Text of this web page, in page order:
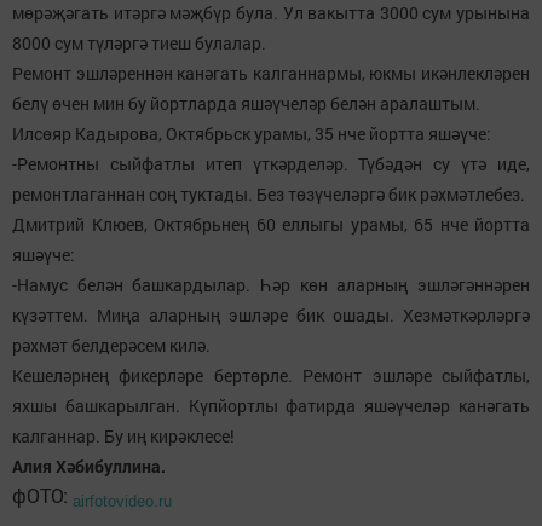
мөрәҗәгать итәргә мәҗбүр була. Ул вакытта 3000 сум урынына
8000 сум түләргә тиеш булалар.
Ремонт эшләреннән канәгать калганнармы, юкмы икәнлекләрен
белү өчен мин бу йортларда яшәүчеләр белән аралаштым.
Илсөяр Кадырова, Октябрьск урамы, 35 нче йортта яшәүче:
-Ремонтны сыйфатлы итеп үткәрделәр. Түбәдән су үтә иде,
ремонтлаганнан соң туктады. Без төзүчеләргә бик рәхмәтлебез.
Дмитрий Клюев, Октябрьнең 60 еллыгы урамы, 65 нче йортта
яшәүче:
-Намус белән башкардылар. Һәр көн аларның эшләгәннәрен
күзәттем. Миңа аларның эшләре бик ошады. Хезмәткәрләргә
рәхмәт белдерәсем килә.
Кешеләрнең фикерләре бертөрле. Ремонт эшләре сыйфатлы,
яхшы башкарылган. Күпйортлы фатирда яшәүчеләр канәгать
калганнар. Бу иң кирәклесе!
Алия Хәбибуллина.
фОТО: airfotovideo.ru